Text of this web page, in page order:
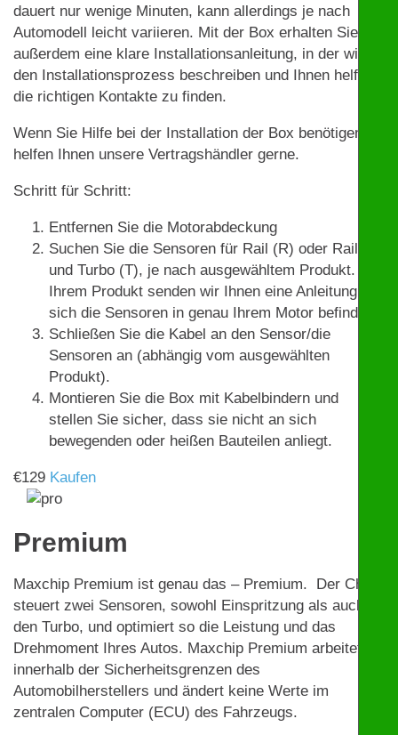
dauert nur wenige Minuten, kann allerdings je nach
Automodell leicht variieren. Mit der Box erhalten Sie
außerdem eine klare Installationsanleitung, in der wir
den Installationsprozess beschreiben und Ihnen helfen,
die richtigen Kontakte zu finden.
Wenn Sie Hilfe bei der Installation der Box benötigen,
helfen Ihnen unsere Vertragshändler gerne.
Schritt für Schritt:
Entfernen Sie die Motorabdeckung
Suchen Sie die Sensoren für Rail (R) oder Rail (R)
und Turbo (T), je nach ausgewähltem Produkt. Mit
Ihrem Produkt senden wir Ihnen eine Anleitung, wo
sich die Sensoren in genau Ihrem Motor befinden.
Schließen Sie die Kabel an den Sensor/die
Sensoren an (abhängig vom ausgewählten
Produkt).
Montieren Sie die Box mit Kabelbindern und
stellen Sie sicher, dass sie nicht an sich
bewegenden oder heißen Bauteilen anliegt.
€129 Kaufen
Premium
Maxchip Premium ist genau das – Premium. Der Chip
steuert zwei Sensoren, sowohl Einspritzung als auch
den Turbo, und optimiert so die Leistung und das
Drehmoment Ihres Autos. Maxchip Premium arbeitet
innerhalb der Sicherheitsgrenzen des
Automobilherstellers und ändert keine Werte im
zentralen Computer (ECU) des Fahrzeugs.